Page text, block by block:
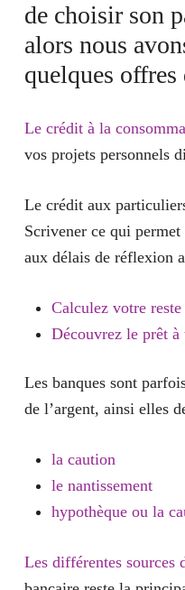
de choisir son
alors nous
quelques
Le crédit à la
vos projets personnels
Le crédit aux
Scrivener ce qui
aux délais de réflexion
Calculez votre
Découvrez le prêt
Les banques sont
de l’argent, ainsi elles
la caution
le nantissement
hypothèque ou la
Les différentes sources